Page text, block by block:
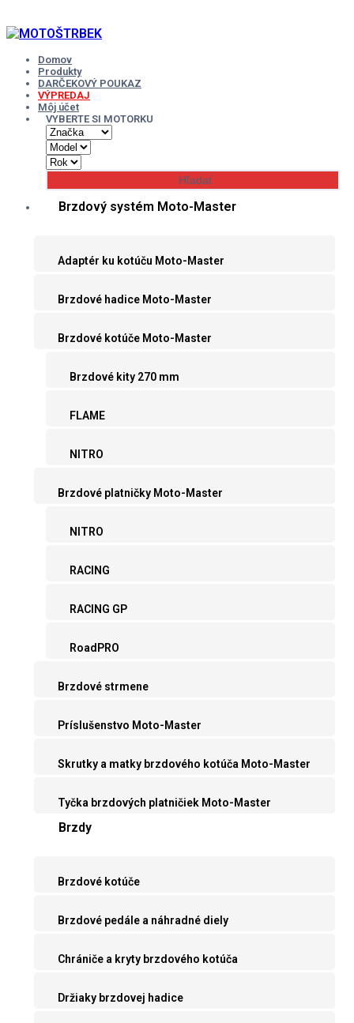
to
content
Domov
Produkty
DARČEKOVÝ POUKAZ
VÝPREDAJ
Môj účet
VYBERTE SI MOTORKU
Brzdový systém Moto-Master
Adaptér ku kotúču Moto-Master
Brzdové hadice Moto-Master
Brzdové kotúče Moto-Master
Brzdové kity 270 mm
FLAME
NITRO
Brzdové platničky Moto-Master
NITRO
RACING
RACING GP
RoadPRO
Brzdové strmene
Príslušenstvo Moto-Master
Skrutky a matky brzdového kotúča Moto-Master
Tyčka brzdových platničiek Moto-Master
Brzdy
Brzdové kotúče
Brzdové pedále a náhradné diely
Chrániče a kryty brzdového kotúča
Držiaky brzdovej hadice